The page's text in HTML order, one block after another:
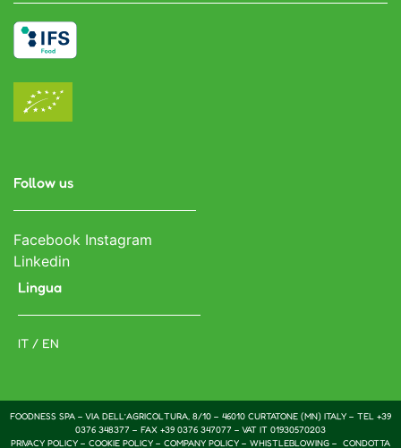
Follow us
Facebook Instagram
Linkedin
Lingua
IT / EN
FOODNESS SPA – VIA DELL’AGRICOLTURA, 8/10 – 46010 CURTATONE (MN) ITALY – TEL +39
0376 348377 – FAX +39 0376 347077 – VAT IT 01930570203
PRIVACY POLICY – COOKIE POLICY – COMPANY POLICY – WHISTLEBLOWING – CONDOTTA